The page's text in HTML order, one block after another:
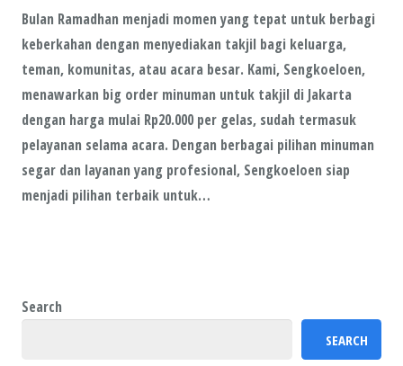
Bulan Ramadhan menjadi momen yang tepat untuk berbagi
keberkahan dengan menyediakan takjil bagi keluarga,
teman, komunitas, atau acara besar. Kami, Sengkoeloen,
menawarkan big order minuman untuk takjil di Jakarta
dengan harga mulai Rp20.000 per gelas, sudah termasuk
pelayanan selama acara. Dengan berbagai pilihan minuman
segar dan layanan yang profesional, Sengkoeloen siap
menjadi pilihan terbaik untuk…
Search
SEARCH